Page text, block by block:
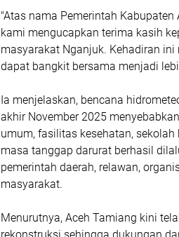
"Atas nama Pemerintah
kami mengucapkan terima kasih
masyarakat Nganjuk. Kehadiran
dapat bangkit bersama menjadi
Ia menjelaskan, bencana
akhir November 2025
umum, fasilitas kesehatan,
masa tanggap darurat berhasil
pemerintah daerah, relawan,
masyarakat.
Menurutnya, Aceh Tamiang kini